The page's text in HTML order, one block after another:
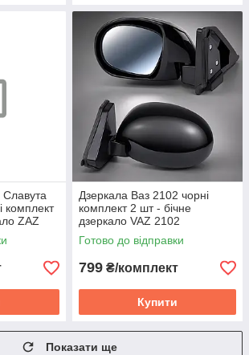
Славута
комплект
ZAZ
Дзеркала Ваз 2102 чорні
комплект 2 шт - бічне
дзеркало VAZ 2102
Готово до відправки
799 ₴/комплект
Купити
Показати ще